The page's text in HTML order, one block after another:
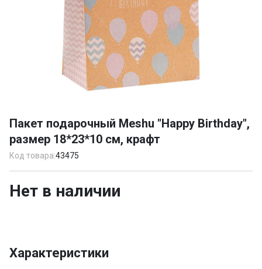
of
1
Пакет подарочный Meshu "Happy Birthday",
размер 18*23*10 см, крафт
Код товара:43475
Нет в наличии
Характеристики